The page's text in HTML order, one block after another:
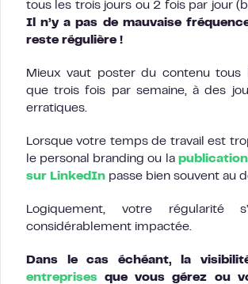
tous les trois jours ou 2 fois par jour
Il n’y a pas de mauvaise
reste régulière !
Mieux vaut poster du contenu tous
que trois fois par semaine, à des
erratiques.
Lorsque votre temps de travail est
le personal branding ou la
sur LinkedIn passe bien souvent au
Logiquement, votre régularité
considérablement impactée.
Dans le cas échéant, la
entreprises que vous gérez ou